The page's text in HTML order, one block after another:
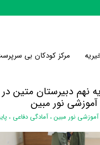
مرکز کودکان بی
نهم دبیرستان متین
نور مبین
نور مبین،آمادگی دفاعی ،